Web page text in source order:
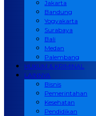
Jakarta
Bandung
Yogyakarta
Surabaya
Bali
Medan
Palembang
HUKUM & KRIMINAL
LAINNYA
Bisnis
Pemerintahan
Kesehatan
Pendidikan